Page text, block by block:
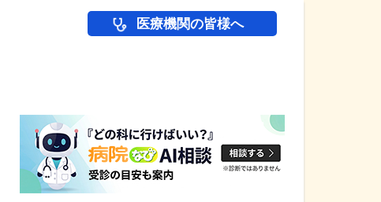
医療機関の皆様へ